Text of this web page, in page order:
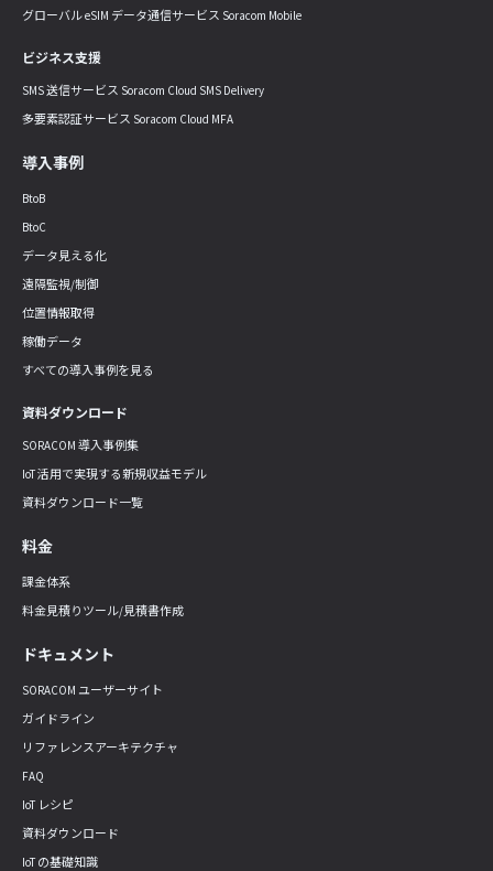
グローバル eSIM データ通信サービス Soracom Mobile
ビジネス支援
SMS 送信サービス Soracom Cloud SMS Delivery
多要素認証サービス Soracom Cloud MFA
導入事例
BtoB
BtoC
データ見える化
遠隔監視/制御
位置情報取得
稼働データ
すべての導入事例を見る
資料ダウンロード
SORACOM 導入事例集
IoT 活用で実現する新規収益モデル
資料ダウンロード一覧
料金
課金体系
料金見積りツール/見積書作成
ドキュメント
SORACOM ユーザーサイト
ガイドライン
リファレンスアーキテクチャ
FAQ
IoT レシピ
資料ダウンロード
IoT の基礎知識